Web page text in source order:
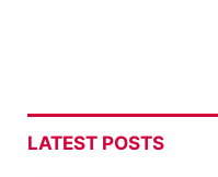
LATEST POSTS